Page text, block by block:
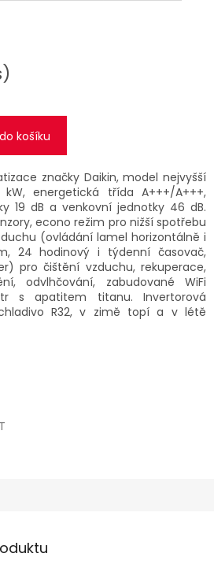
košíku
značky Daikin, model nejvyšší
energetická třída A+++/A+++,
19 dB a venkovní jednotky 46 dB.
econo režim pro nižší spotřebu
(ovládání lamel horizontálně i
24 hodinový i týdenní časovač,
pro čištění vzduchu, rekuperace,
odvlhčování, zabudované WiFi
s apatitem titanu. Invertorová
R32, v zimě topí a v létě